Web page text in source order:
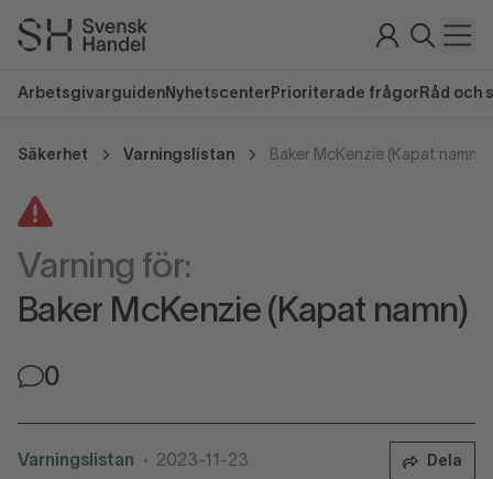
Arbetsgivarguiden Nyhetscenter Prioriterade frågor Råd och
Säkerhet Varningslistan Baker McKenzie (Kapat namn)
Varning för:
Baker McKenzie (Kapat namn)
0
Varningslistan • 2023-11-23 Dela